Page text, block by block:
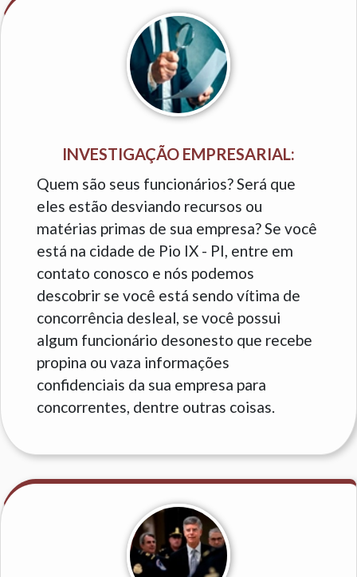
INVESTIGAÇÃO EMPRESARIAL:
Quem são seus funcionários? Será que
eles estão desviando recursos ou
matérias primas de sua empresa? Se você
está na cidade de Pio IX - PI, entre em
contato conosco e nós podemos
descobrir se você está sendo vítima de
concorrência desleal, se você possui
algum funcionário desonesto que recebe
propina ou vaza informações
confidenciais da sua empresa para
concorrentes, dentre outras coisas.